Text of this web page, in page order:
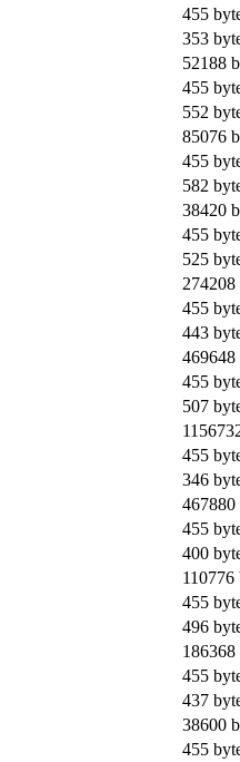
455
353
52188
455
552
85076
455
582
38420
455
525
274208
455
443
469648
455
507
455
346
467880
455
400
110776
455
496
186368
455
437
38600
455